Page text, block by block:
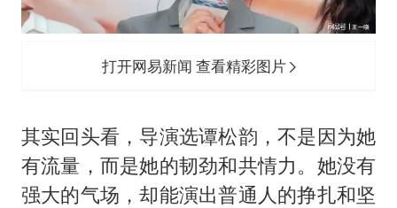
打开网易新闻 查看精彩图片
其实回头看，导演选谭松韵，不是因为她
有流量，而是她的韧劲和共情力。她没有
强大的气场，却能演出普通人的挣扎和坚